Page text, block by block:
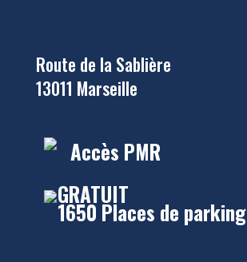
Route de la Sablière
13011 Marseille
Accès PMR
GRATUIT
1650 Places de parking